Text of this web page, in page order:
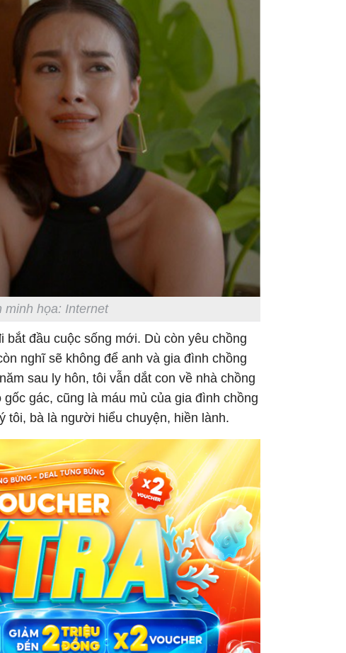
minh họa: Internet
bắt đầu cuộc sống mới. Dù còn yêu chồng
nghĩ sẽ không để anh và gia đình chồng
sau ly hôn, tôi vẫn dắt con về nhà chồng
gác, cũng là máu mủ của gia đình chồng
tôi, bà là người hiểu chuyện, hiền lành.